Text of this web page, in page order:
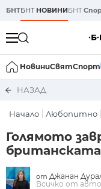
БНТБНТ НОВИНИБНТ
НовиниСвятСпорт
НАЗАД
Начало Любопитно
Голямото
от Джанан
Всичко от